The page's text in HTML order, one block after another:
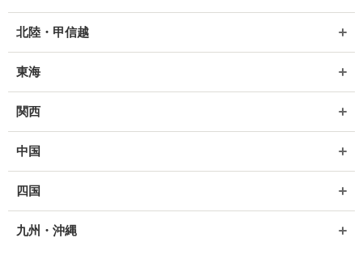
北陸・甲信越
東海
関西
中国
四国
九州・沖縄